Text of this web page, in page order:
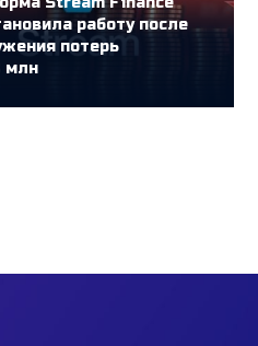
работу после
потерь
млн